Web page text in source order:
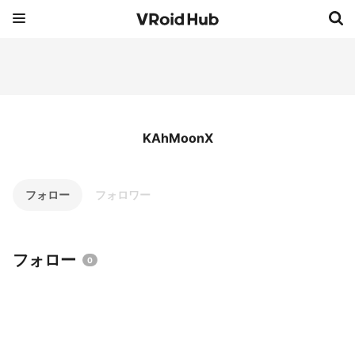
KAhMoonX
フォロー フォロワー
フォロー 0